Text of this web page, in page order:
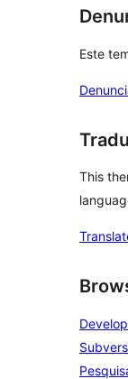
Este
This